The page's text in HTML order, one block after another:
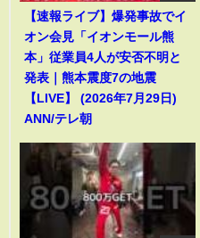
【速報ライブ】爆発事故でイ
オン会見「イオンモール熊
本」従業員4人が安否不明と
発表｜熊本震度7の地震
【LIVE】 (2026年7月29日)
ANN/テレ朝